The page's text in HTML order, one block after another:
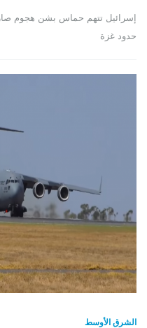
إسرائيل تتهم حماس بشن هجوم
حدود غزة
الشرق الأوسط